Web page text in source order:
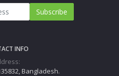
Subscribe
INFO
Bangladesh.